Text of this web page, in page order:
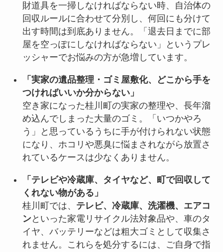
財道具を一掃しなければならない時、自治体の
回収ルールに合わせて分別し、何回にも分けて
出す時間は到底ありません。「退去日までに部
屋を空っぽにしなければならない」というプレ
ッシャーでお悩みの方が急増しています。
「実家の遺品整理・ゴミ屋敷化、どこから手を
つければいいか分からない」
空き家になった桂川町の実家の整理や、長年溜
め込んでしまった大量のゴミ。「いつかやろ
う」と思っているうちに手が付けられない状態
になり、ホコリや悪臭に悩まされながら放置さ
れているケースは少なくありません。
「テレビや冷蔵庫、タイヤなど、町で回収して
くれない物がある」
桂川町では、 テレビ、冷蔵庫、洗濯機、エアコ
ンといった家電リサイクル法対象品や、車のタ
イヤ、バッテリーなどは粗大ゴミとして収集さ
れません。これらを処分するには、ご自身で指